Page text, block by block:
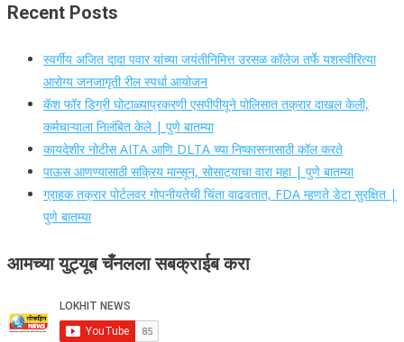
Recent Posts
स्वर्गीय अजित दादा पवार यांच्या जयंतीनिमित्त उरसळ कॉलेज तर्फे यशस्वीरित्या
आरोग्य जनजागृती रील स्पर्धा आयोजन
कॅश फॉर डिग्री घोटाळ्याप्रकरणी एसपीपीयूने पोलिसात तक्रार दाखल केली,
कर्मचाऱ्याला निलंबित केले | पुणे बातम्या
कायदेशीर नोटीस AITA आणि DLTA च्या निष्कासनासाठी कॉल करते
पाऊस आणण्यासाठी सक्रिय मान्सून, सोसाट्याचा वारा महा | पुणे बातम्या
ग्राहक तक्रार पोर्टलवर गोपनीयतेची चिंता वाढवतात, FDA म्हणते डेटा सुरक्षित |
पुणे बातम्या
आमच्या युट्यूब चँनलला सबक्राईब करा